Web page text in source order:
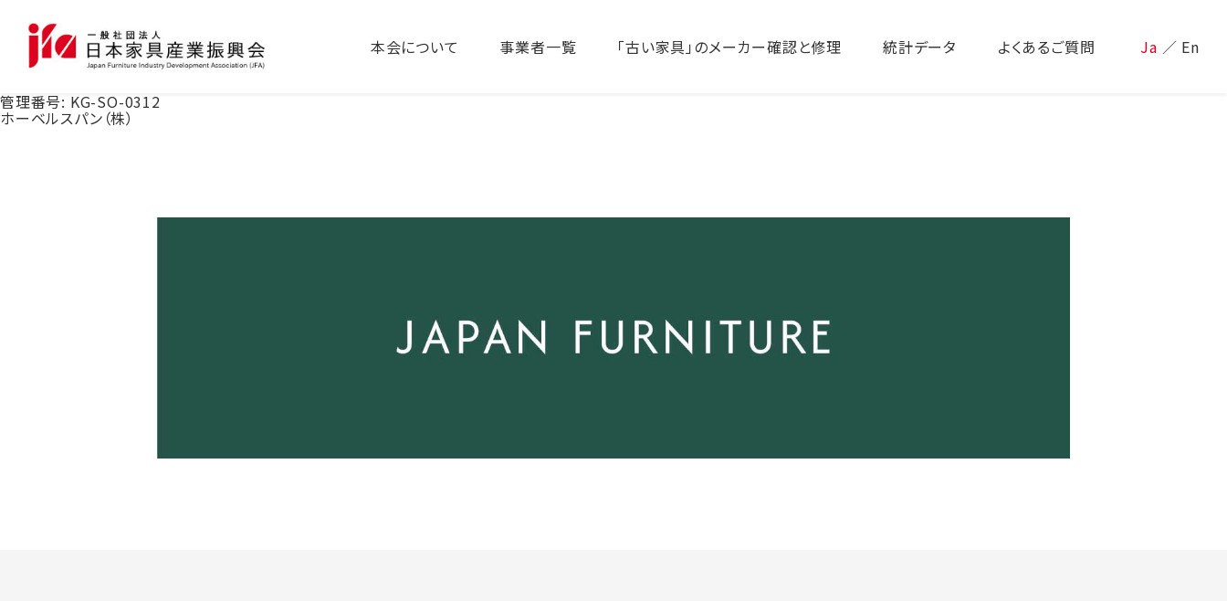
本会について 事業者一覧 「古い家具」のメーカー確認と修理 統計データ よくあるご質問 Ja ／ En
管理番号: KG-SO-0312
ホーベルスパン（株）